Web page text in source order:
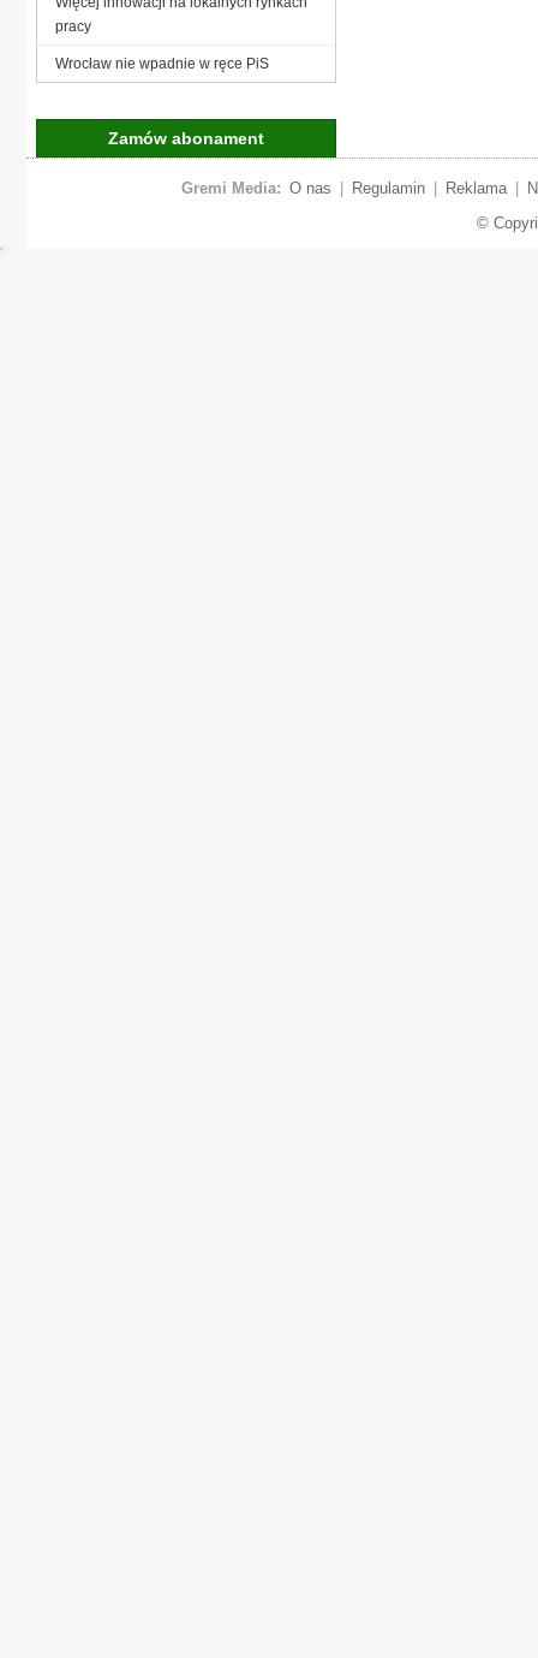
pracy
Wrocław nie wpadnie w ręce PiS
Zamów abonament
Gremi Media: O nas Regulamin Reklama
©